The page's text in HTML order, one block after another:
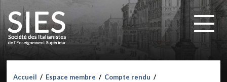
Accueil / Espace membre / Compte rendu /